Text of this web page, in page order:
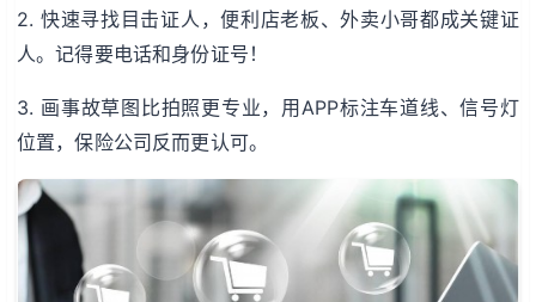
2. 快速寻找目击证人，便利店老板、外卖小哥都成关键证
人。记得要电话和身份证号！
3. 画事故草图比拍照更专业，用APP标注车道线、信号灯
位置，保险公司反而更认可。